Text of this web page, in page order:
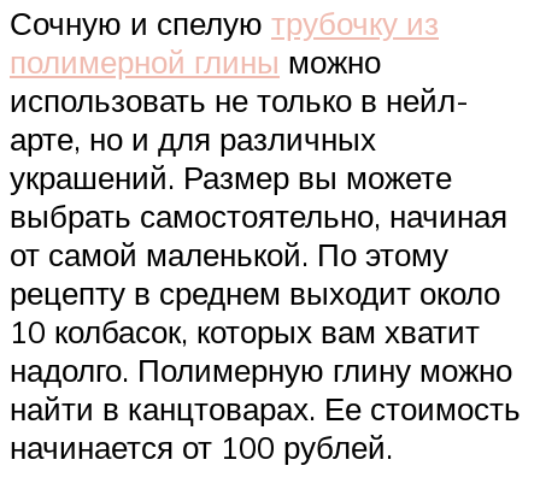
Сочную и спелую трубочку из
полимерной глины можно
использовать не только в нейл-
арте, но и для различных
украшений. Размер вы можете
выбрать самостоятельно, начиная
от самой маленькой. По этому
рецепту в среднем выходит около
10 колбасок, которых вам хватит
надолго. Полимерную глину можно
найти в канцтоварах. Ее стоимость
начинается от 100 рублей.